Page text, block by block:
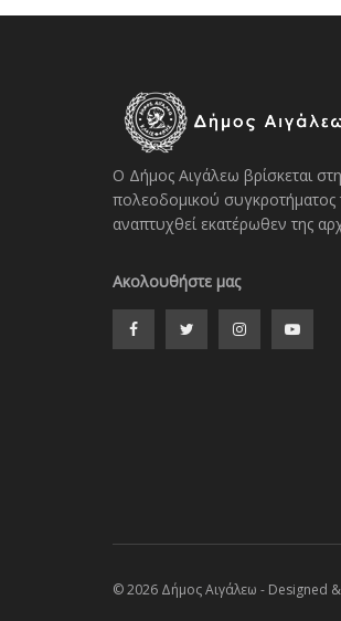
Ο Δήμος Αιγάλεω βρίσκεται
πολεοδομικού συγκροτήματος
αναπτυχθεί εκατέρωθεν της
Ακολουθήστε μας
© 2026 Δήμος Αιγάλεω - Designed